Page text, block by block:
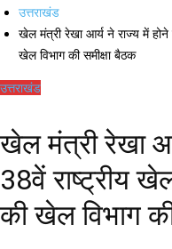
उत्तराखंड
खेल मंत्री रेखा आर्य ने राज्य में
खेल विभाग की समीक्षा बैठक
उत्तराखंड
खेल मंत्री रेखा
38वें राष्ट्रीय
की खेल विभाग